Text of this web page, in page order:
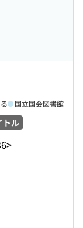
トル
国立国会図書館